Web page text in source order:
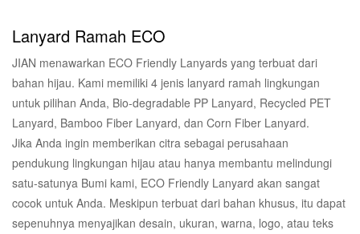
Lanyard Ramah ECO
JIAN menawarkan ECO Friendly Lanyards yang terbuat dari
bahan hijau. Kami memiliki 4 jenis lanyard ramah lingkungan
untuk pilihan Anda, Bio-degradable PP Lanyard, Recycled PET
Lanyard, Bamboo Fiber Lanyard, dan Corn Fiber Lanyard.
Jika Anda ingin memberikan citra sebagai perusahaan
pendukung lingkungan hijau atau hanya membantu melindungi
satu-satunya Bumi kami, ECO Friendly Lanyard akan sangat
cocok untuk Anda. Meskipun terbuat dari bahan khusus, itu dapat
sepenuhnya menyajikan desain, ukuran, warna, logo, atau teks